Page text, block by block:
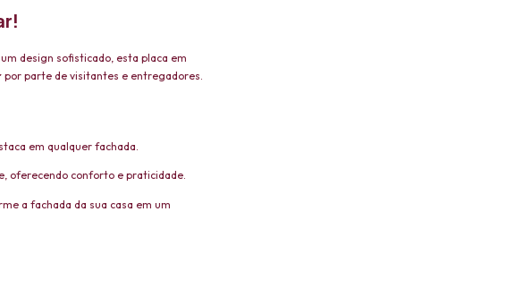
design sofisticado, esta placa em
por parte de visitantes e entregadores.
em qualquer fachada.
oferecendo conforto e praticidade.
a fachada da sua casa em um